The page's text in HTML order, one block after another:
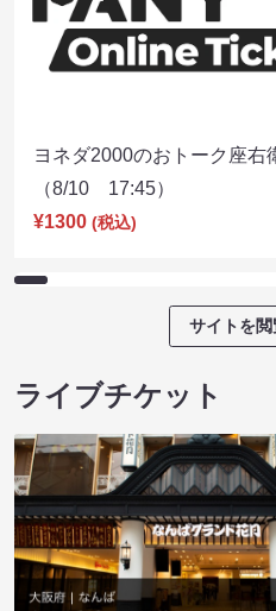
ヨネダ2000のおトーク座右
（8/10 17:45）
¥1300 (税込)
サイトを閲
ライブチケット